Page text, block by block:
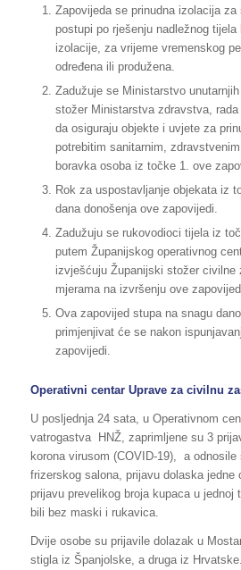
Zapovijeda se prinudna izolacija
postupi po rješenju nadležnog
izolacije, za vrijeme vremenskog
određena ili produžena.
Zadužuje se Ministarstvo
stožer Ministarstva zdravstva,
da osiguraju objekte i uvjete za
potrebitim sanitarnim,
boravka osoba iz točke 1. ove
Rok za uspostavljanje objekata iz
dana donošenja ove zapovijedi.
Zadužuju se rukovodioci tijela iz
putem Županijskog operativnog
izvješćuju Županijski stožer civilne
mjerama na izvršenju ove
Ova zapovijed stupa na snagu
primjenjivat će se nakon
zapovijedi.
Operativni centar Uprave za civilnu
U posljednja 24 sata, u Operativnom
vatrogastva HNŽ, zaprimljene su 3
korona virusom (COVID-19), a odnosile
frizerskog salona, prijavu dolaska jedne
prijavu prevelikog broja kupaca u jednoj
bili bez maski i rukavica.
Dvije osobe su prijavile dolazak u
stigla iz Španjolske, a druga iz